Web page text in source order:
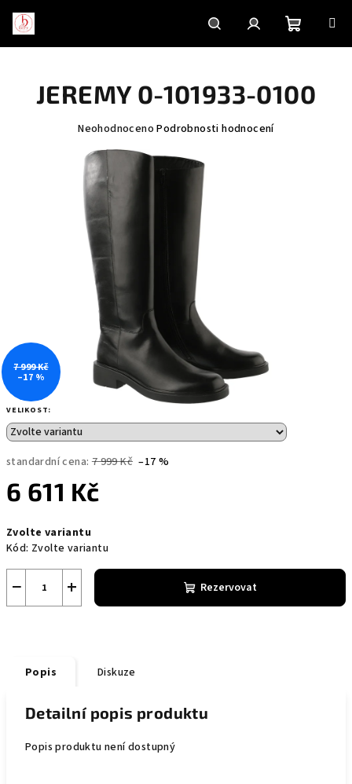
obsah
HledatPřihlášeníNákupní
košík
VELIKOST:
standardní cena: 7 999 Kč –17 %
6 611 Kč
cena:
Zvolte variantu
Kód: Zvolte variantu
+
− Rezervovat
JEREMY 0-101933-0100
Průměrné
produktu
je
0,0
hvězdiček.
Neohodnoceno Podrobnosti hodnocení
7 999 Kč
–17 %
Popis Diskuze
Detailní popis produktu
Popis produktu není dostupný